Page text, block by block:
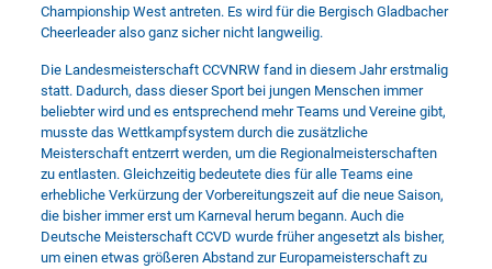
Championship Westantreten. Es wird für die Bergisch Gladbacher
Cheerleader also ganz sicher nicht langweilig.
Die Landesmeisterschaft CCVNRW fand in diesem Jahr erstmalig
statt. Dadurch, dass dieser Sport bei jungen Menschen immer
beliebter wird und es entsprechend mehr Teams und Vereine gibt,
musste das Wettkampfsystem durch die zusätzliche
Meisterschaft entzerrt werden, um die Regionalmeisterschaften
zu entlasten. Gleichzeitig bedeutete dies für alle Teams eine
erhebliche Verkürzung der Vorbereitungszeit auf die neue Saison,
die bisher immer erst um Karneval herum begann. Auch die
Deutsche Meisterschaft CCVD wurde früher angesetzt als bisher,
um einen etwas größeren Abstand zur Europameisterschaft zu